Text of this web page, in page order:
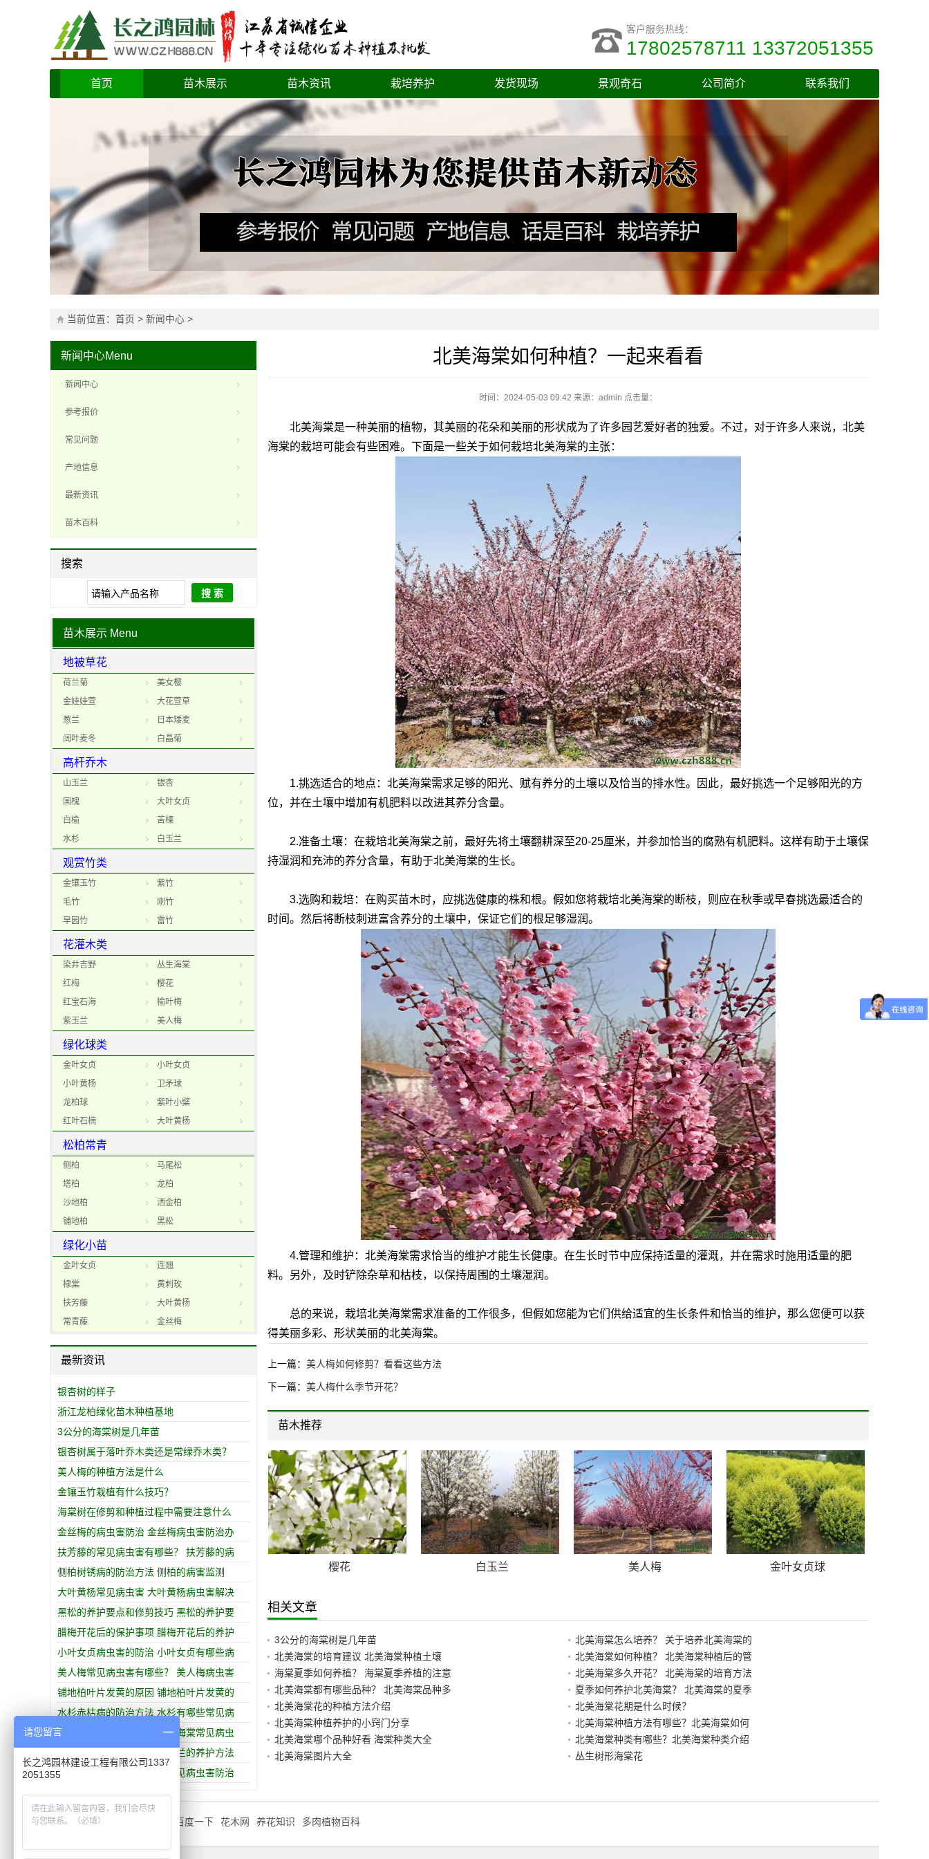
客户服务热线：
17802578711 13372051355
首页 苗木展示 苗木资讯 栽培养护 发货现场 景观奇石 公司简介 联系我们
当前位置： 首页 > 新闻中心 >
新闻中心Menu
新闻中心
参考报价
常见问题
产地信息
最新资讯
苗木百科
搜索
苗木展示 Menu
地被草花
荷兰菊
美女樱
金娃娃萱
大花萱草
葱兰
日本矮麦
阔叶麦冬
白晶菊
高杆乔木
山玉兰
银杏
国槐
大叶女贞
白榆
苦楝
水杉
白玉兰
观赏竹类
金镶玉竹
紫竹
毛竹
刚竹
早园竹
雷竹
花灌木类
染井吉野
丛生海棠
红梅
樱花
红宝石海
榆叶梅
紫玉兰
美人梅
绿化球类
金叶女贞
小叶女贞
小叶黄杨
卫矛球
龙柏球
紫叶小檗
红叶石楠
大叶黄杨
松柏常青
侧柏
马尾松
塔柏
龙柏
沙地柏
洒金柏
铺地柏
黑松
绿化小苗
金叶女贞
连翘
棣棠
黄刺玫
扶芳藤
大叶黄杨
常青藤
金丝梅
最新资讯
银杏树的样子
浙江龙柏绿化苗木种植基地
3公分的海棠树是几年苗
银杏树属于落叶乔木类还是常绿乔木类？
美人梅的种植方法是什么
金镶玉竹栽植有什么技巧？
海棠树在修剪和种植过程中需要注意什么
金丝梅的病虫害防治 金丝梅病虫害防治办
扶芳藤的常见病虫害有哪些？ 扶芳藤的病
侧柏树锈病的防治方法 侧柏的病害监测
大叶黄杨常见病虫害 大叶黄杨病虫害解决
黑松的养护要点和修剪技巧 黑松的养护要
腊梅开花后的保护事项 腊梅开花后的养护
小叶女贞病虫害的防治 小叶女贞有哪些病
美人梅常见病虫害有哪些？ 美人梅病虫害
铺地柏叶片发黄的原因 铺地柏叶片发黄的
水杉赤枯病的防治方法 水杉有哪些常见病
西府海棠的病虫害防治 西府海棠常见病虫
白玉兰如何正确养护？ 白玉兰的养护方法
棣棠培育的关键要点 棣棠常见病虫害防治
北美海棠如何种植？一起来看看
时间：2024-05-03 09:42 来源：admin 点击量：
北美海棠是一种美丽的植物，其美丽的花朵和美丽的形状成为了许多园艺爱好者的独爱。不过，对于许多人来说，北美
海棠的栽培可能会有些困难。下面是一些关于如何栽培北美海棠的主张：
1.挑选适合的地点：北美海棠需求足够的阳光、赋有养分的土壤以及恰当的排水性。因此，最好挑选一个足够阳光的方
位，并在土壤中增加有机肥料以改进其养分含量。
2.准备土壤：在栽培北美海棠之前，最好先将土壤翻耕深至20-25厘米，并参加恰当的腐熟有机肥料。这样有助于土壤保
持湿润和充沛的养分含量，有助于北美海棠的生长。
3.选购和栽培：在购买苗木时，应挑选健康的株和根。假如您将栽培北美海棠的断枝，则应在秋季或早春挑选最适合的
时间。然后将断枝刺进富含养分的土壤中，保证它们的根足够湿润。
4.管理和维护：北美海棠需求恰当的维护才能生长健康。在生长时节中应保持适量的灌溉，并在需求时施用适量的肥
料。另外，及时铲除杂草和枯枝，以保持周围的土壤湿润。
总的来说，栽培北美海棠需求准备的工作很多，但假如您能为它们供给适宜的生长条件和恰当的维护，那么您便可以获
得美丽多彩、形状美丽的北美海棠。
上一篇： 美人梅如何修剪？看看这些方法
下一篇： 美人梅什么季节开花？
苗木推荐
金叶女贞球 樱花 白玉兰 美人梅 金叶女贞球
相关文章
3公分的海棠树是几年苗
北美海棠怎么培养？ 关于培养北美海棠的
北美海棠的培育建议 北美海棠种植土壤
北美海棠如何种植？ 北美海棠种植后的管
海棠夏季如何养植？ 海棠夏季养植的注意
北美海棠多久开花？ 北美海棠的培育方法
北美海棠都有哪些品种？ 北美海棠品种多
夏季如何养护北美海棠？ 北美海棠的夏季
北美海棠花的种植方法介绍
北美海棠花期是什么时候？
北美海棠种植养护的小窍门分享
北美海棠种植方法有哪些？北美海棠如何
北美海棠哪个品种好看 海棠种类大全
北美海棠种类有哪些？北美海棠种类介绍
北美海棠图片大全
丛生树形海棠花
友情链接QQ:1404210690 百度一下 花木网 养花知识 多肉植物百科
请您留言
长之鸿园林建设工程有限公司1337
2051355